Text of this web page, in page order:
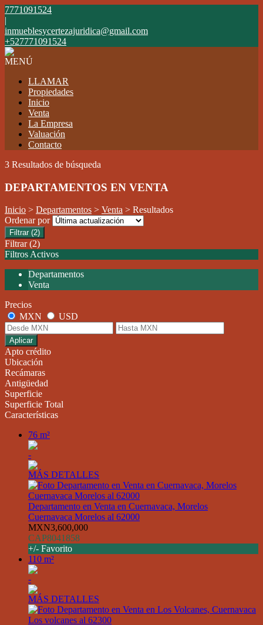
7771091524
|
inmueblesycertezajuridica@gmail.com
+527771091524
MENÚ
LLAMAR
Propiedades
Inicio
Venta
La Empresa
Valuación
Contacto
3 Resultados de búsqueda
DEPARTAMENTOS EN VENTA
Inicio > Departamentos > Venta > Resultados
Ordenar por
Filtrar (2)
Filtrar (2)
Filtros Activos
Departamentos
Venta
Precios
MXN
USD
Aplicar
Apto crédito
Ubicación
Recámaras
Antigüedad
Superficie
Superficie Total
Características
76 m²
-
MÁS DETALLES
Departamento en Venta en Cuernavaca, Morelos
Cuernavaca Morelos al 62000
MXN3,600,000
CAP8041858
+/- Favorito
110 m²
-
MÁS DETALLES